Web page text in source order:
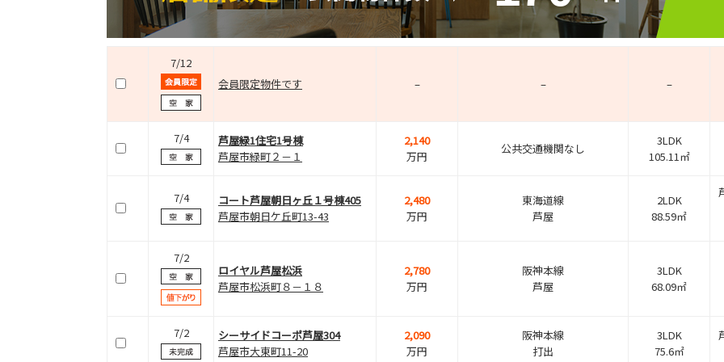
7/12
会員限定物件です
– – –
7/4
芦屋緑1住宅1号棟
芦屋市緑町２－１
2,140
万円
公共交通機関なし
3LDK
105.11㎡
7/4
コート芦屋朝日ヶ丘１号棟405
芦屋市朝日ケ丘町13-43
2,480
万円
東海道線
芦屋
2LDK
88.59㎡
7/2
ロイヤル芦屋松浜
芦屋市松浜町８－１８
2,780
万円
阪神本線
芦屋
3LDK
68.09㎡
7/2
シーサイドコーポ芦屋304
芦屋市大東町11-20
2,090
万円
阪神本線
打出
3LDK
75.6㎡